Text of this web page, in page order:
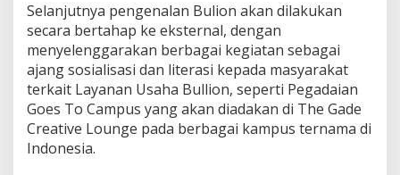
Selanjutnya pengenalan Bulion akan dilakukan
secara bertahap ke eksternal, dengan
menyelenggarakan berbagai kegiatan sebagai
ajang sosialisasi dan literasi kepada masyarakat
terkait Layanan Usaha Bullion, seperti Pegadaian
Goes To Campus yang akan diadakan di The Gade
Creative Lounge pada berbagai kampus ternama di
Indonesia.